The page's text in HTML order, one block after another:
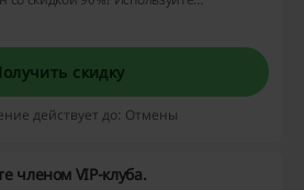
скидку
действует до: Отмены
членом VIP-клуба.